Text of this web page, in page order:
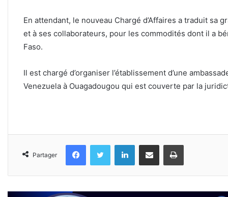
En attendant, le nouveau Chargé d’Affaires a traduit sa
et à ses collaborateurs, pour les commodités dont il a
Faso.
Il est chargé d’organiser l’établissement d’une
Venezuela à Ouagadougou qui est couverte par la
Partager
FacebookTwitter LinkedinPartager par email Imprimer